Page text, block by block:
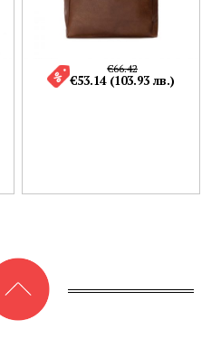
€66.42
€53.14 (103.93 лв.)